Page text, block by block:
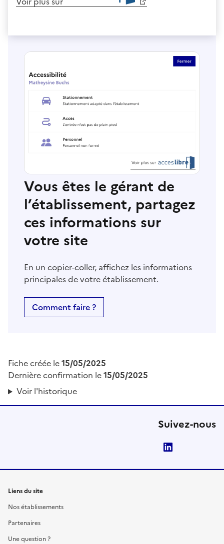
Vous êtes le gérant de
l’établissement, partagez
ces informations sur
votre site
En un copier-coller, affichez les informations
principales de votre établissement.
Comment faire ?
Fiche créée le15/05/2025
Dernière confirmation le15/05/2025
Voir l'historique
Suivez-nous
Liens du site
Nos établissements
Partenaires
Une question ?